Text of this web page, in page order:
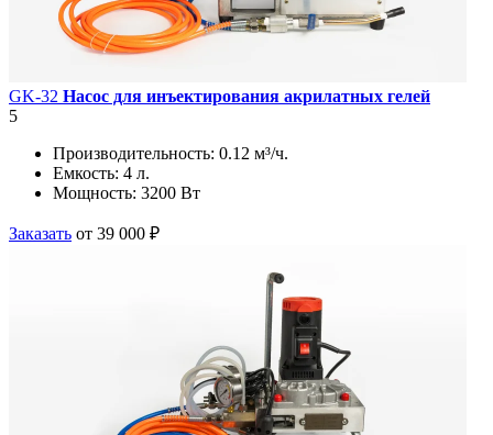
GK-32 Насос для инъектирования акрилатных гелей
5
Производительность: 0.12 м³/ч.
Емкость: 4 л.
Мощность: 3200 Вт
Заказать от 39 000 ₽